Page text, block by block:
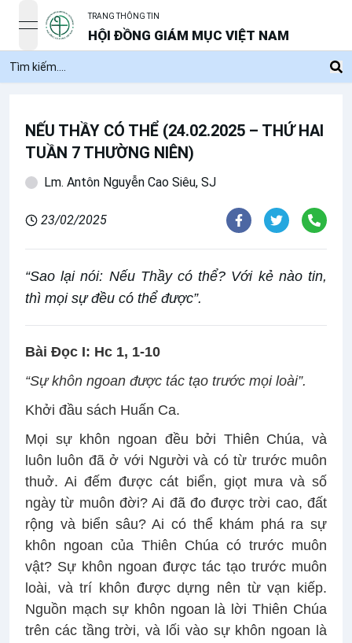
open navigation menu
TRANG THÔNG TIN
HỘI ĐỒNG GIÁM MỤC VIỆT NAM
NẾU THẦY CÓ THỂ (24.02.2025 – THỨ HAI
TUẦN 7 THƯỜNG NIÊN)
Lm. Antôn Nguyễn Cao Siêu, SJ
23/02/2025
“Sao lại nói: Nếu Thầy có thể? Với kẻ nào tin,
thì mọi sự đều có thể được”.
Bài Đọc I: Hc 1, 1-10
“Sự khôn ngoan được tác tạo trước mọi loài”.
Khởi đầu sách Huấn Ca.
Mọi sự khôn ngoan đều bởi Thiên Chúa, và
luôn luôn đã ở với Người và có từ trước muôn
thuở. Ai đếm được cát biển, giọt mưa và số
ngày từ muôn đời? Ai đã đo được trời cao, đất
rộng và biển sâu? Ai có thể khám phá ra sự
khôn ngoan của Thiên Chúa có trước muôn
vật? Sự khôn ngoan được tác tạo trước muôn
loài, và trí khôn được dựng nên từ vạn kiếp.
Nguồn mạch sự khôn ngoan là lời Thiên Chúa
trên các tầng trời, và lối vào sự khôn ngoan là